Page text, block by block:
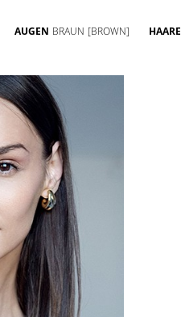
AUGEN BRAUN [BROWN] HAARE